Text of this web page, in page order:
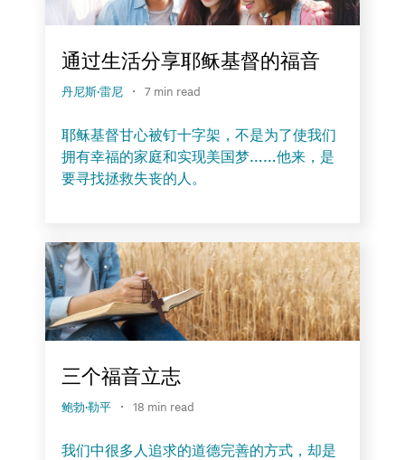
通过生活分享耶稣基督的福音
丹尼斯·雷尼 · 7 min read
耶稣基督甘心被钉十字架，不是为了使我们
拥有幸福的家庭和实现美国梦……他来，是
要寻找拯救失丧的人。
三个福音立志
鲍勃·勒平 · 18 min read
我们中很多人追求的道德完善的方式，却是